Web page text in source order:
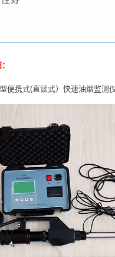
携式(直读式）快速油烟监测仪